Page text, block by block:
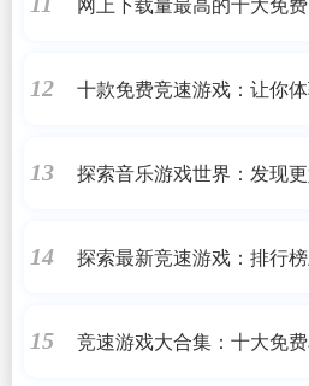
12 十款免费竞速游戏：让你
13 探索音乐游戏世界：发现
14 探索最新竞速游戏：排行
15 竞速游戏大合集：十大免